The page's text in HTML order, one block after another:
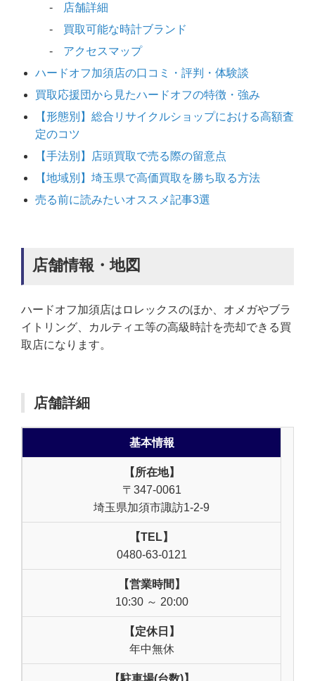
店舗詳細
買取可能な時計ブランド
アクセスマップ
ハードオフ加須店の口コミ・評判・体験談
買取応援団から見たハードオフの特徴・強み
【形態別】総合リサイクルショップにおける高額査
定のコツ
【手法別】店頭買取で売る際の留意点
【地域別】埼玉県で高価買取を勝ち取る方法
売る前に読みたいオススメ記事3選
店舗情報・地図
ハードオフ加須店はロレックスのほか、オメガやブラ
イトリング、カルティエ等の高級時計を売却できる買
取店になります。
店舗詳細
基本情報
【所在地】
〒347-0061
埼玉県加須市諏訪1-2-9
【TEL】
0480-63-0121
【営業時間】
10:30 ～ 20:00
【定休日】
年中無休
【駐車場(台数)】